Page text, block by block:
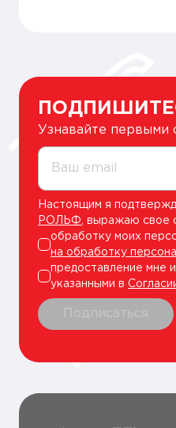
Узнавайте первыми
Ваш email
Настоящим я
РОЛЬФ , выражаю свое
обработку моих
на обработку
предоставление мне
указанными в
Подписаться